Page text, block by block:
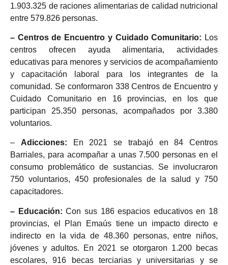
1.903.325 de raciones alimentarias de calidad nutricional
entre 579.826 personas.
– Centros de Encuentro y Cuidado Comunitario: Los
centros ofrecen ayuda alimentaria, actividades
educativas para menores y servicios de acompañamiento
y capacitación laboral para los integrantes de la
comunidad. Se conformaron 338 Centros de Encuentro y
Cuidado Comunitario en 16 provincias, en los que
participan 25.350 personas, acompañados por 3.380
voluntarios.
– Adicciones: En 2021 se trabajó en 84 Centros
Barriales, para acompañar a unas 7.500 personas en el
consumo problemático de sustancias. Se involucraron
750 voluntarios, 450 profesionales de la salud y 750
capacitadores.
– Educación: Con sus 186 espacios educativos en 18
provincias, el Plan Emaús tiene un impacto directo e
indirecto en la vida de 48.360 personas, entre niños,
jóvenes y adultos. En 2021 se otorgaron 1.200 becas
escolares, 916 becas terciarias y universitarias y se